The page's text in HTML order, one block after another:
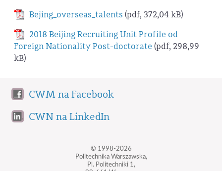
Bejing_overseas_talents (pdf, 372,04 kB)
2018 Beijing Recruiting Unit Profile od
Foreign Nationality Post-doctorate (pdf, 298,99
kB)
CWM na Facebook
CWN na LinkedIn
© 1998-2026
Politechnika Warszawska,
Pl. Politechniki 1,